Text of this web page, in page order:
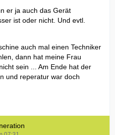
er ja auch das Gerät
ist oder nicht. Und evtl.
auch mal einen Techniker
dann hat meine Frau
sein ... Am Ende hat der
und reperatur war doch